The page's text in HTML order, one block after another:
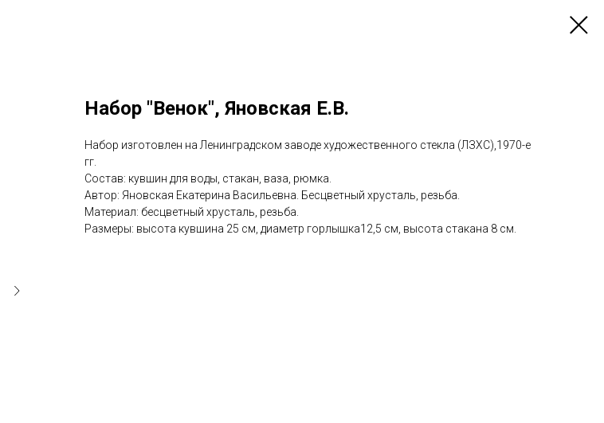
Набор "Венок", Яновская Е.В.
Набор изготовлен на Ленинградском заводе художественного стекла (ЛЗХС),1970-е
гг.
Состав: кувшин для воды, стакан, ваза, рюмка.
Автор: Яновская Екатерина Васильевна. Бесцветный хрусталь, резьба.
Материал: бесцветный хрусталь, резьба.
Размеры: высота кувшина 25 см, диаметр горлышка12,5 см, высота стакана 8 см.